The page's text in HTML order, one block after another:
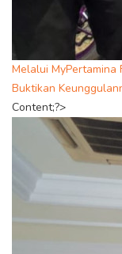
Melalui MyPertamina
Buktikan
Content;?>